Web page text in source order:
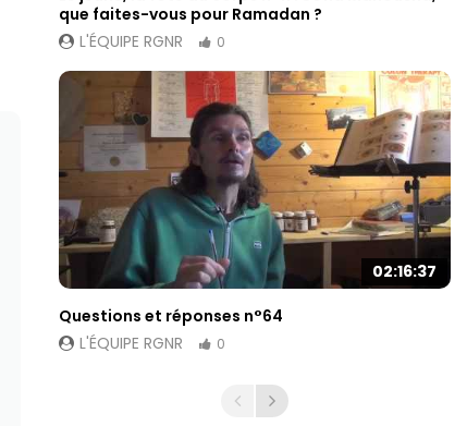
que faites-vous pour Ramadan ?
L'ÉQUIPE RGNR
0
02:16:37
Questions et réponses n°64
L'ÉQUIPE RGNR
0